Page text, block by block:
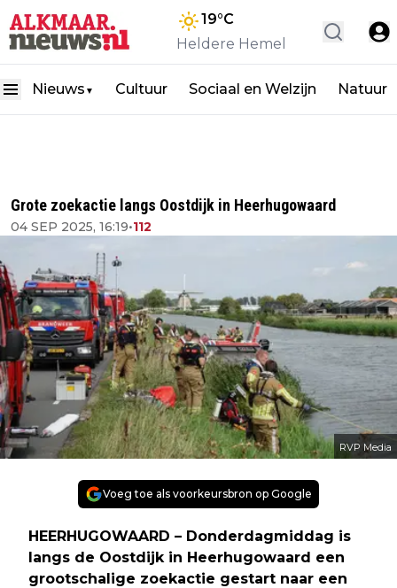
19°C
Heldere Hemel
Nieuws ▼ Cultuur Sociaal en Welzijn Natuur
Grote zoekactie langs Oostdijk in Heerhugowaard
04 SEP 2025, 16:19•112
RVP Media
Voeg toe als voorkeursbron op Google
HEERHUGOWAARD – Donderdagmiddag is
langs de Oostdijk in Heerhugowaard een
grootschalige zoekactie gestart naar een